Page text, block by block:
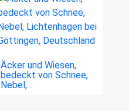
Äcker und Wiesen,
bedeckt von Schnee,
Nebel,…